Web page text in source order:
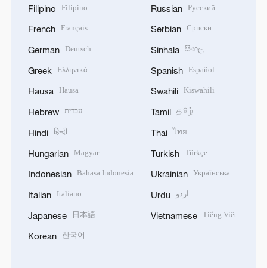
Filipino Filipino
French Français
German Deutsch
Greek Ελληνικά
Hausa Hausa
Hebrew עברית
Hindi हिन्दी
Hungarian Magyar
Indonesian Bahasa Indonesia
Italian Italiano
Japanese 日本語
Korean 한국어
Russian Русский
Serbian Српски
Sinhala සිංහල
Spanish Español
Swahili Kiswahili
Tamil தமிழ்
Thai ไทย
Turkish Türkçe
Ukrainian Українська
Urdu اردو
Vietnamese Tiếng Việt